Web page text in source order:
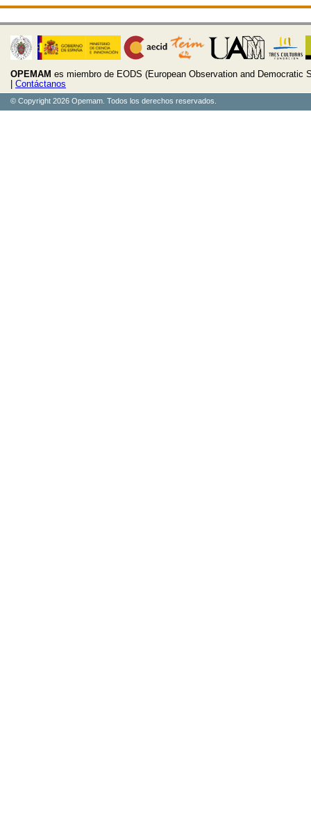
OPEMAM es miembro de EODS (European Observation and Democratic
Contáctanos
© Copyright 2026 Opemam. Todos los derechos reservados.